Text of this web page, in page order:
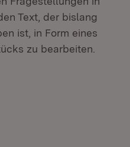
Text, der bislang
ist, in Form eines
zu bearbeiten.